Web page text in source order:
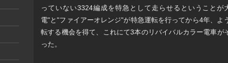
っていない3324編成を特急として走らせるということ
電"と"ファイアーオレンジ"が特急運転を行ってから4年、よ
転する機会を得て、これにて3本のリバイバルカラー電車が
った。